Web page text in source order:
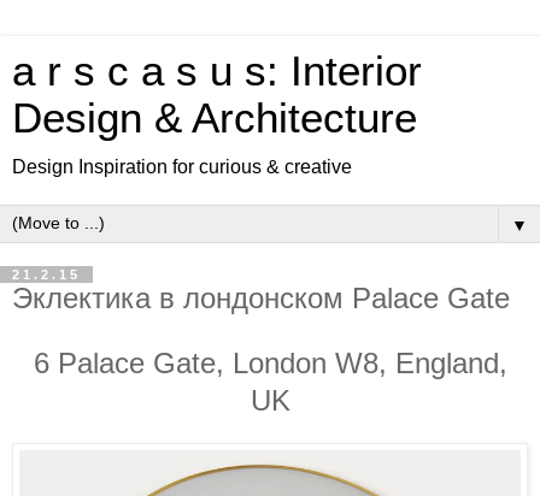
a r s c a s u s: Interior
Design & Architecture
Design Inspiration for curious & creative
▼
21.2.15
Эклектика в лондонском Palace Gate
6 Palace Gate, London W8, England,
UK